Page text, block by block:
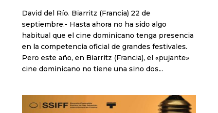
David del Río. Biarritz (Francia) 22 de
septiembre.- Hasta ahora no ha sido algo
habitual que el cine dominicano tenga presencia
en la competencia oficial de grandes festivales.
Pero este año, en Biarritz (Francia), el «pujante»
cine dominicano no tiene una sino dos...